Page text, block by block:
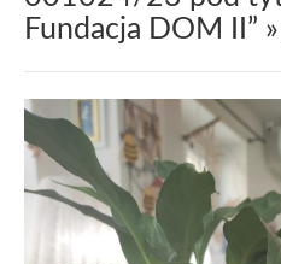
Fundacja DOM II”